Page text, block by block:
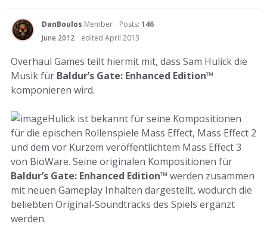
DanBoulos Member Posts: 146
June 2012
edited April 2013
Overhaul Games teilt hiermit mit, dass Sam Hulick die
Musik für Baldur’s Gate: Enhanced Edition™
komponieren wird.
Hulick ist bekannt für seine Kompositionen
für die epischen Rollenspiele Mass Effect, Mass Effect 2
und dem vor Kurzem veröffentlichtem Mass Effect 3
von BioWare. Seine originalen Kompositionen für
Baldur’s Gate: Enhanced Edition™ werden zusammen
mit neuen Gameplay Inhalten dargestellt, wodurch die
beliebten Original-Soundtracks des Spiels ergänzt
werden.